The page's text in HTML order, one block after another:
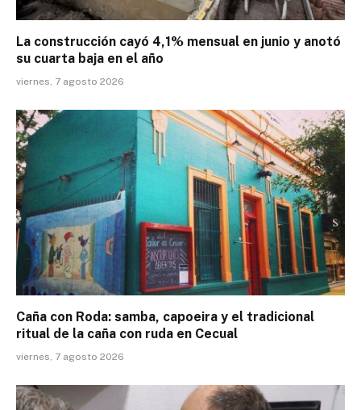
La construcción cayó 4,1% mensual en junio y anotó
su cuarta baja en el año
viernes, 7 agosto 2026
Caña con Roda: samba, capoeira y el tradicional
ritual de la caña con ruda en Cecual
viernes, 7 agosto 2026